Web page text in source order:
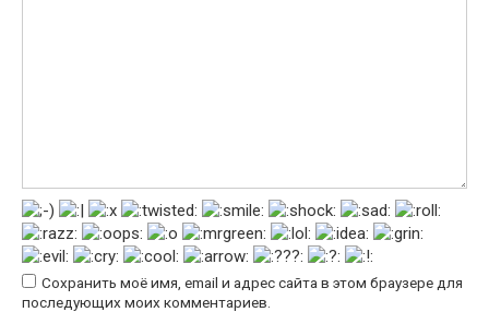
Сохранить моё имя, email и адрес сайта в этом браузере для
последующих моих комментариев.